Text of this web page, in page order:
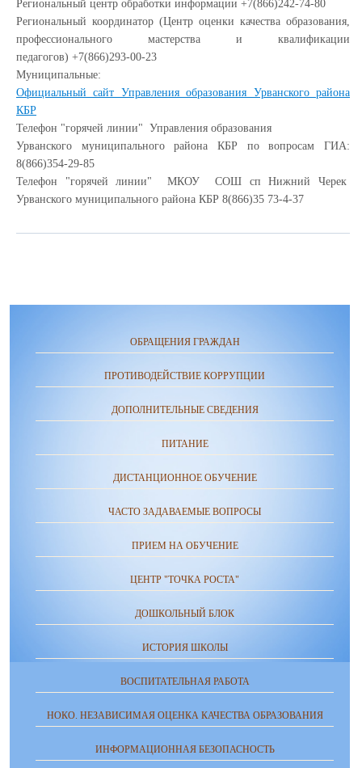
Региональный центр обработки информации +7(866)242-74-80
Региональный координатор (Центр оценки качества образования,
профессионального мастерства и квалификации
педагогов) +7(866)293-00-23
Муниципальные:
Официальный сайт Управления образования Урванского района
КБР
Телефон "горячей линии" Управления образования
Урванского муниципального района КБР по вопросам ГИА:
8(866)354-29-85
Телефон "горячей линии" МКОУ СОШ сп Нижний Черек
Урванского муниципального района КБР 8(866)35 73-4-37
ОБРАЩЕНИЯ ГРАЖДАН
ПРОТИВОДЕЙСТВИЕ КОРРУПЦИИ
ДОПОЛНИТЕЛЬНЫЕ СВЕДЕНИЯ
ПИТАНИЕ
ДИСТАНЦИОННОЕ ОБУЧЕНИЕ
ЧАСТО ЗАДАВАЕМЫЕ ВОПРОСЫ
ПРИЕМ НА ОБУЧЕНИЕ
ЦЕНТР "ТОЧКА РОСТА"
ДОШКОЛЬНЫЙ БЛОК
ИСТОРИЯ ШКОЛЫ
ВОСПИТАТЕЛЬНАЯ РАБОТА
НОКО. НЕЗАВИСИМАЯ ОЦЕНКА КАЧЕСТВА ОБРАЗОВАНИЯ
ИНФОРМАЦИОННАЯ БЕЗОПАСНОСТЬ